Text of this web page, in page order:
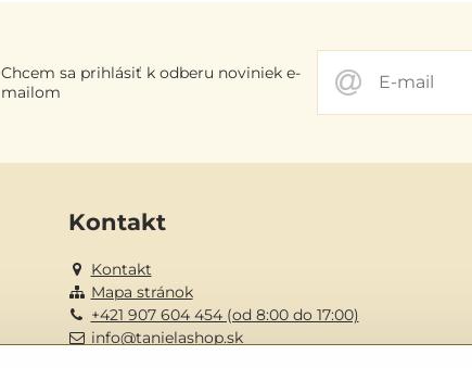
Chcem sa prihlásiť k odberu noviniek e-
mailom
Kontakt
Kontakt
Mapa stránok
+421 907 604 454 (od 8:00 do 17:00)
info@tanielashop.sk